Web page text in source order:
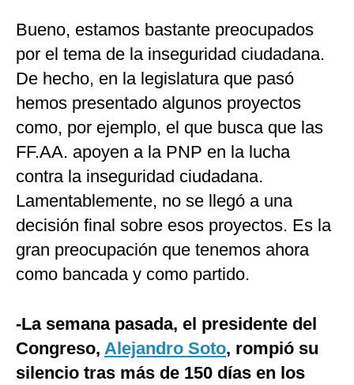
Bueno, estamos bastante preocupados
por el tema de la inseguridad ciudadana.
De hecho, en la legislatura que pasó
hemos presentado algunos proyectos
como, por ejemplo, el que busca que las
FF.AA. apoyen a la PNP en la lucha
contra la inseguridad ciudadana.
Lamentablemente, no se llegó a una
decisión final sobre esos proyectos. Es la
gran preocupación que tenemos ahora
como bancada y como partido.
-La semana pasada, el presidente del
Congreso, Alejandro Soto, rompió su
silencio tras más de 150 días en los